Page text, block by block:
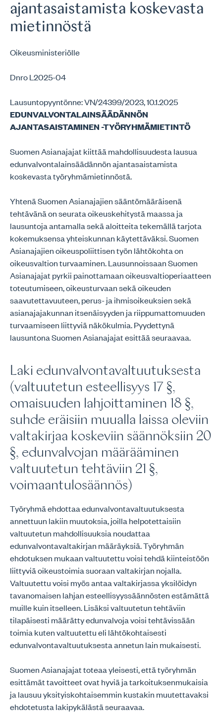
ajantasaistamista koskevasta
mietinnöstä
Oikeusministeriölle
Dnro L2025-04
Lausuntopyyntönne: VN/24399/2023, 10.1.2025
EDUNVALVONTALAINSÄÄDÄNNÖN
AJANTASAISTAMINEN -TYÖRYHMÄMIETINTÖ
Suomen Asianajajat kiittää mahdollisuudesta lausua
edunvalvontalainsäädännön ajantasaistamista
koskevasta työryhmämietinnöstä.
Yhtenä Suomen Asianajajien sääntömääräisenä
tehtävänä on seurata oikeuskehitystä maassa ja
lausuntoja antamalla sekä aloitteita tekemällä tarjota
kokemuksensa yhteiskunnan käytettäväksi. Suomen
Asianajajien oikeuspoliittisen työn lähtökohta on
oikeusvaltion turvaaminen. Lausunnoissaan Suomen
Asianajajat pyrkii painottamaan oikeusvaltioperiaatteen
toteutumiseen, oikeusturvaan sekä oikeuden
saavutettavuuteen, perus- ja ihmisoikeuksien sekä
asianajajakunnan itsenäisyyden ja riippumattomuuden
turvaamiseen liittyviä näkökulmia. Pyydettynä
lausuntona Suomen Asianajajat esittää seuraavaa.
Laki edunvalvontavaltuutuksesta
(valtuutetun esteellisyys 17 §,
omaisuuden lahjoittaminen 18 §,
suhde eräisiin muualla laissa oleviin
valtakirjaa koskeviin säännöksiin 20
§, edunvalvojan määrääminen
valtuutetun tehtäviin 21 §,
voimaantulosäännös)
Työryhmä ehdottaa edunvalvontavaltuutuksesta
annettuun lakiin muutoksia, joilla helpotettaisiin
valtuutetun mahdollisuuksia noudattaa
edunvalvontavaltakirjan määräyksiä. Työryhmän
ehdotuksen mukaan valtuutettu voisi tehdä kiinteistöön
liittyviä oikeustoimia suoraan valtakirjan nojalla.
Valtuutettu voisi myös antaa valtakirjassa yksilöidyn
tavanomaisen lahjan esteellisyyssäännösten estämättä
muille kuin itselleen. Lisäksi valtuutetun tehtäviin
tilapäisesti määrätty edunvalvoja voisi tehtävissään
toimia kuten valtuutettu eli lähtökohtaisesti
edunvalvontavaltuutuksesta annetun lain mukaisesti.
Suomen Asianajajat toteaa yleisesti, että työryhmän
esittämät tavoitteet ovat hyviä ja tarkoituksenmukaisia
ja lausuu yksityiskohtaisemmin kustakin muutettavaksi
ehdotetusta lakipykälästä seuraavaa.